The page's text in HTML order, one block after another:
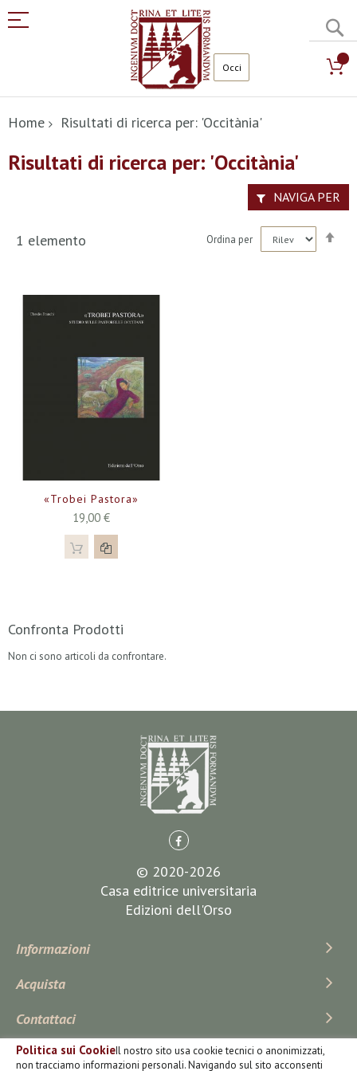
Politica sui CookieIl nostro sito usa cookie tecnici o anonimizzati,
non tracciamo informazioni personali. Navigando sul sito acconsenti
al
contenuto
Home Risultati di ricerca per: 'Occitània'
Risultati di ricerca per: 'Occitània'
1 elemento Ordina per
«Trobei Pastora»
19,00 €
NAVIGA PER
Confronta Prodotti
Non ci sono articoli da confrontare.
© 2020-2026
Casa editrice universitaria
Edizioni dell'Orso
Informazioni
Acquista
Contattaci
Iscriviti Alla Newsletter